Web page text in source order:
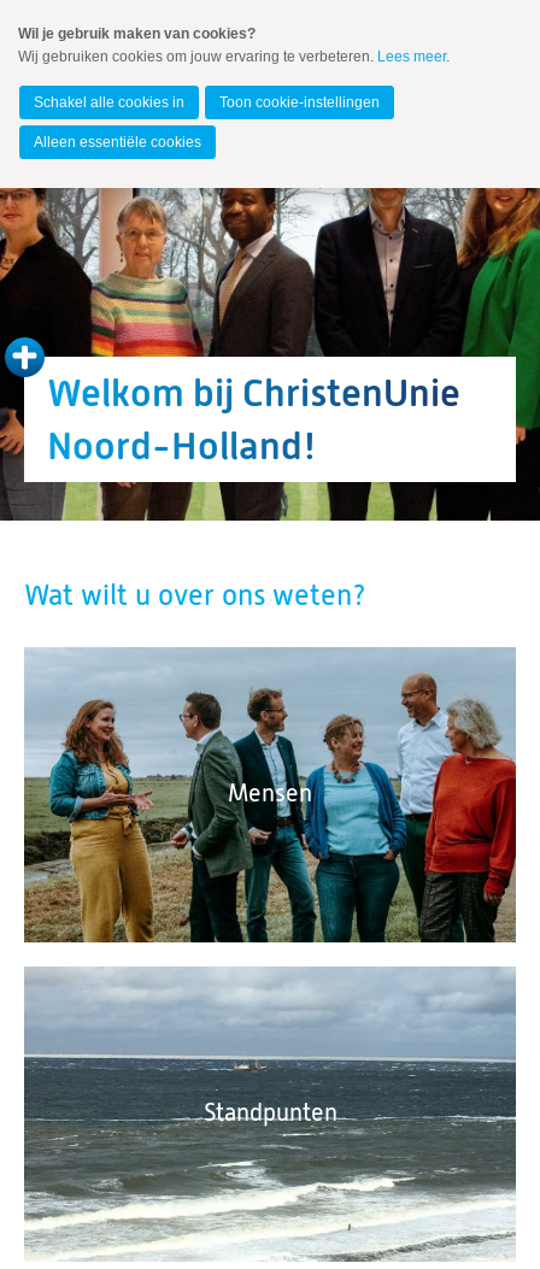
naar
Spring
de
inhoud
Spring
naar
hoofdmenu
Noord-Holland
MENU
Zoeken:
Zoeken
Welkom bij ChristenUnie
Noord-Holland!
Wat wilt u over ons weten?
Mensen
Standpunten
Wil je gebruik maken van cookies?
Wij gebruiken cookies om jouw ervaring te verbeteren. Lees meer.
Schakel alle cookies in Toon cookie-instellingen
Alleen essentiële cookies